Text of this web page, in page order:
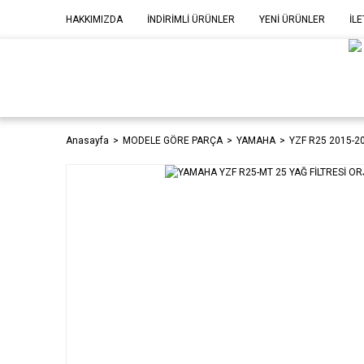
HAKKIMIZDA İNDİRİMLİ ÜRÜNLER YENİ ÜRÜNLER
Anasayfa MODELE GÖRE PARÇA YAMAHA YZF R25 2015-